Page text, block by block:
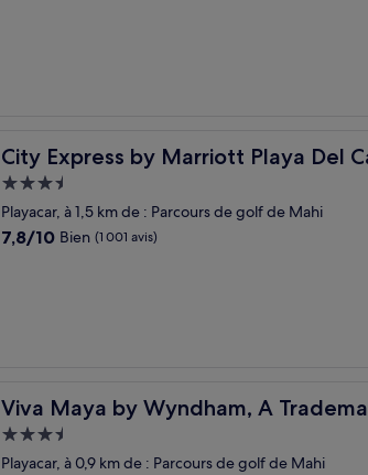
City Express by Marriott Playa Del
City Express by Marriott Playa Del Carmen
Hébergement
3.5 étoiles
Playacar, à 1,5 km de : Parcours de golf de Mahi
7.8
7,8/10 Bien (1 001 avis)
Viva Maya by Wyndham, A
Viva Maya by Wyndham, A Trademark Resort
Hébergement
3.5 étoiles
Playacar, à 0,9 km de : Parcours de golf de Mahi